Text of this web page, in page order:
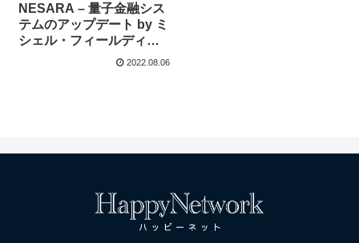
NESARA – 量子金融シス
テムのアップデート by ミ
シェル・フィールディン
グ マータさんより2022.08.06